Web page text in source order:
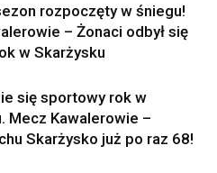
rozpoczęty w śniegu!
– Żonaci odbył się
w Skarżysku
się sportowy rok w
Mecz Kawalerowie –
Skarżysko już po raz 68!